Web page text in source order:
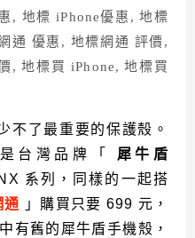
不了最重要的保護殼。
台灣品牌「
犀牛盾
系列，同樣的一起搭
通
」購買只要 699 元，
有舊的犀牛盾手機殼，